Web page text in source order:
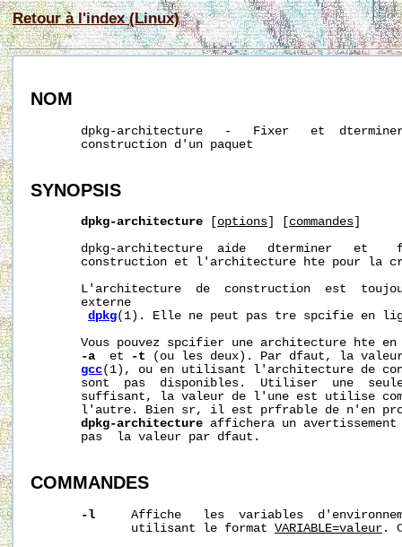
Retour à l'index (Linux)
NOM
dpkg-architecture   -   Fixer   et
       construction d'un paquet
SYNOPSIS
dpkg-architecture options commandes
dpkg-architecture  aide   dterminer   et
construction et l'architecture hte pour la
L'architecture  de  construction  est
       externe
dpkg(1). Elle ne peut pas tre spcifie en
Vous pouvez spcifier une architecture hte
-a
  et
-t (ou les deux). Par dfaut, la
gcc(1), ou en utilisant l'architecture de
sont  pas  disponibles.  Utiliser  une
suffisant, la valeur de l'une est utilise
l'autre. Bien sr, il est prfrable de n'en
dpkg-architecture affichera un
       pas  la valeur par dfaut.
COMMANDES
-l
Affiche   les  variables
              utilisant le format
VARIABLE=valeur .